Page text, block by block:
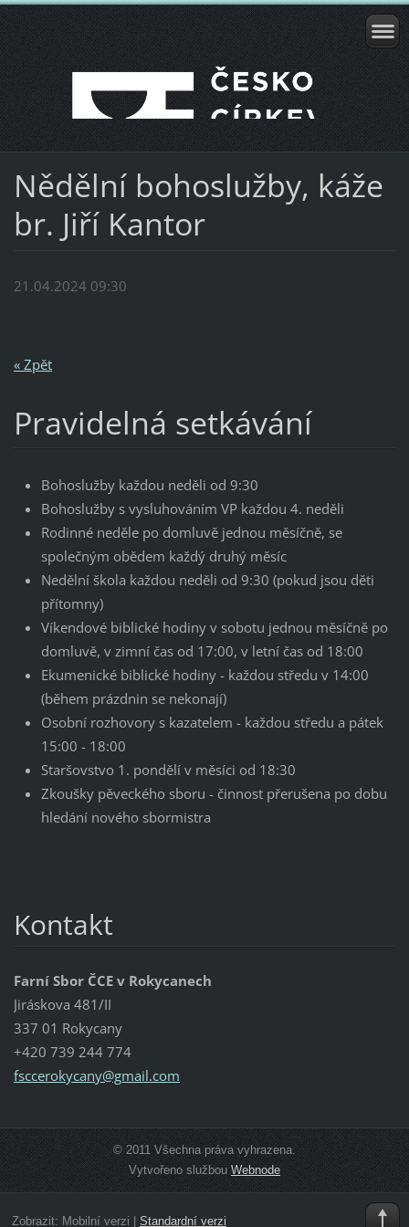
Nědělní bohoslužby, káže
br. Jiří Kantor
21.04.2024 09:30
« Zpět
Pravidelná setkávání
Bohoslužby každou neděli od 9:30
Bohoslužby s vysluhováním VP každou 4. neděli
Rodinné neděle po domluvě jednou měsíčně, se
společným obědem každý druhý měsíc
Nedělní škola každou neděli od 9:30 (pokud jsou děti
přítomny)
Víkendové biblické hodiny v sobotu jednou měsíčně po
domluvě, v zimní čas od 17:00, v letní čas od 18:00
Ekumenické biblické hodiny - každou středu v 14:00
(během prázdnin se nekonají)
Osobní rozhovory s kazatelem - každou středu a pátek
15:00 - 18:00
Staršovstvo 1. pondělí v měsíci od 18:30
Zkoušky pěveckého sboru - činnost přerušena po dobu
hledání nového sbormistra
Kontakt
Farní Sbor ČCE v Rokycanech
Jiráskova 481/II
337 01 Rokycany
+420 739 244 774
fsccerokycany@gmail.com
© 2011 Všechna práva vyhrazena.
Vytvořeno službou Webnode
Zobrazit: Mobilní verzi Standardní verzi